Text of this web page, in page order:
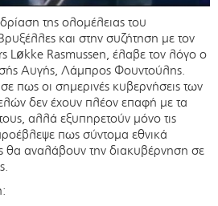
της ολομέλειας του
και στην συζήτηση με τον
Rasmussen, έλαβε τον λόγο ο
Αυγής, Λάμπρος Φουντούλης.
πως οι σημερινές κυβερνήσεις των
δεν έχουν πλέον επαφή με τα
αλλά εξυπηρετούν μόνο τις
πως σύντομα εθνικά
θα αναλάβουν την διακυβέρνηση σε